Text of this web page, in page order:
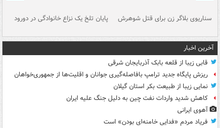
سناریوی بلاگر زن برای قتل شوهرش پایان تلخ یک نزاع خانوادگی در دورود
آخرین اخبار
قابی زیبا از قلعه بابک آذربایجان شرقی
ریزش پایگاه جدید ترامپ بافاصله‌گیری جوانان و اقلیت‌ها از جمهوری‌خواهان
نمایی زیبا از طبیعت بکر استان گیلان
کاهش شدید واردات نفت چین به دلیل جنگ علیه ایران
آهوی ایرانی
فریاد مردم «فدایی خامنه‌ای بودن» است